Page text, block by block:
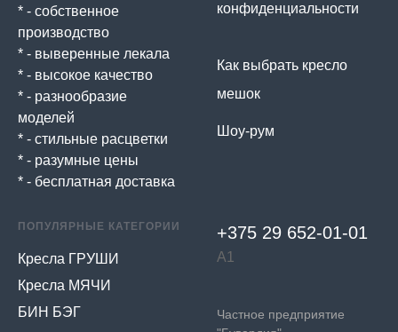
* - собственное
производство
* - выверенные лекала
* - высокое качество
* - разнообразие
моделей
* - стильные расцветки
* - разумные цены
* - бесплатная доставка
конфиденциальности
Как выбрать кресло
мешок
Шоу-рум
ПОПУЛЯРНЫЕ КАТЕГОРИИ
Кресла ГРУШИ
Кресла МЯЧИ
БИН БЭГ
+375 29 652-01-01
А1
Частное предприятие